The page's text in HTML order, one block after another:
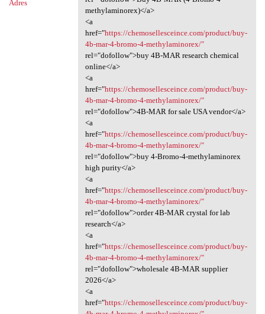
Adres
methylaminorex)</a>
<a
href="https://chemosellesceince.com/product/buy-
4b-mar-4-bromo-4-methylaminorex/"
rel="dofollow">buy 4B-MAR research chemical
online</a>
<a
href="https://chemosellesceince.com/product/buy-
4b-mar-4-bromo-4-methylaminorex/"
rel="dofollow">4B-MAR for sale USA vendor</a>
<a
href="https://chemosellesceince.com/product/buy-
4b-mar-4-bromo-4-methylaminorex/"
rel="dofollow">buy 4-Bromo-4-methylaminorex
high purity</a>
<a
href="https://chemosellesceince.com/product/buy-
4b-mar-4-bromo-4-methylaminorex/"
rel="dofollow">order 4B-MAR crystal for lab
research</a>
<a
href="https://chemosellesceince.com/product/buy-
4b-mar-4-bromo-4-methylaminorex/"
rel="dofollow">wholesale 4B-MAR supplier
2026</a>
<a
href="https://chemosellesceince.com/product/buy-